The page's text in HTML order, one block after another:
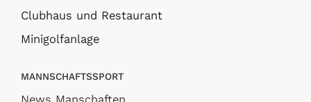
Clubhaus und Restaurant
Minigolfanlage
MANNSCHAFTSSPORT